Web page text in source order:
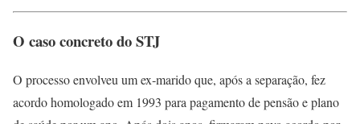
O caso concreto do STJ
O processo envolveu um ex‑marido que, após a separação, fez
acordo homologado em 1993 para pagamento de pensão e plano